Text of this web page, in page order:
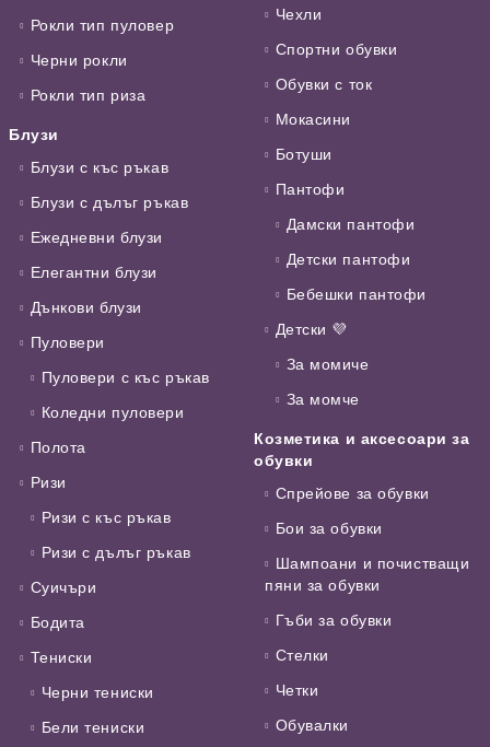
Рокли тип пуловер
Черни рокли
Рокли тип риза
Блузи
Блузи с къс ръкав
Блузи с дълъг ръкав
Ежедневни блузи
Елегантни блузи
Дънкови блузи
Пуловери
Пуловери с къс ръкав
Коледни пуловери
Полота
Ризи
Ризи с къс ръкав
Ризи с дълъг ръкав
Суичъри
Бодита
Тениски
Черни тениски
Бели тениски
Чехли
Спортни обувки
Обувки с ток
Мокасини
Ботуши
Пантофи
Дамски пантофи
Детски пантофи
Бебешки пантофи
Детски 💜
За момиче
За момче
Козметика и аксесоари за
обувки
Спрейове за обувки
Бои за обувки
Шампоани и почистващи
пяни за обувки
Гъби за обувки
Стелки
Четки
Обувалки